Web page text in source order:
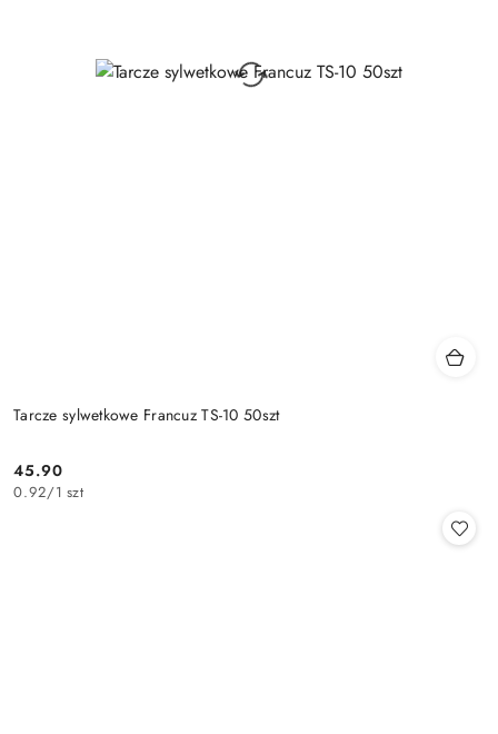
Tarcze sylwetkowe Francuz TS-10 50szt
Cena:
45.90
0.92/1 szt